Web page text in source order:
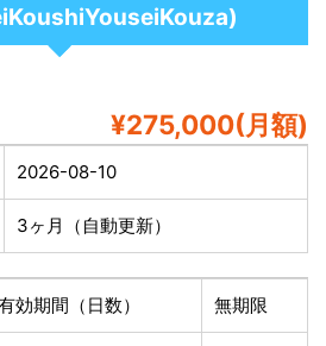
¥275,000(月額)
2026-08-10
3ヶ月（自動更新）
効期間（日数） 無期限